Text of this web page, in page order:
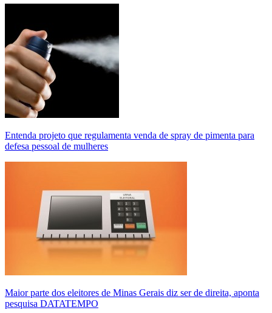
Entenda projeto que regulamenta venda de spray de pimenta para
defesa pessoal de mulheres
Maior parte dos eleitores de Minas Gerais diz ser de direita, aponta
pesquisa DATATEMPO